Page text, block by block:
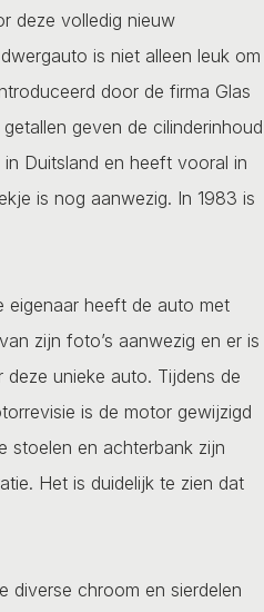
deze volledig nieuw
is niet alleen leuk om
door de firma Glas
geven de cilinderinhoud
Duitsland en heeft vooral in
is nog aanwezig. In 1983 is
eigenaar heeft de auto met
zijn foto’s aanwezig en er is
unieke auto. Tijdens de
is de motor gewijzigd
stoelen en achterbank zijn
Het is duidelijk te zien dat
diverse chroom en sierdelen